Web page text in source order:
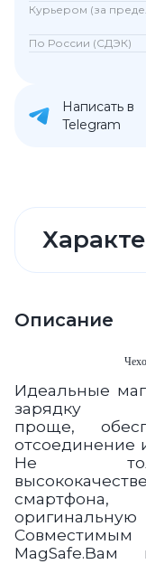
Курьером (за
По России (СДЭК)
Написать в
Telegram
Описание
Идеальные
проще,
отсоединение
Не
MagSafe.Вам